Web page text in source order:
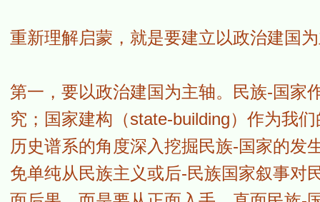
重新理解启蒙，就是要建立以政治建国
第一，要以政治建国为主轴。民族-国家
究；国家建构（state-building）作为我
历史谱系的角度深入挖掘民族-国家的发
免单纯从民族主义或后-民族国家叙事对